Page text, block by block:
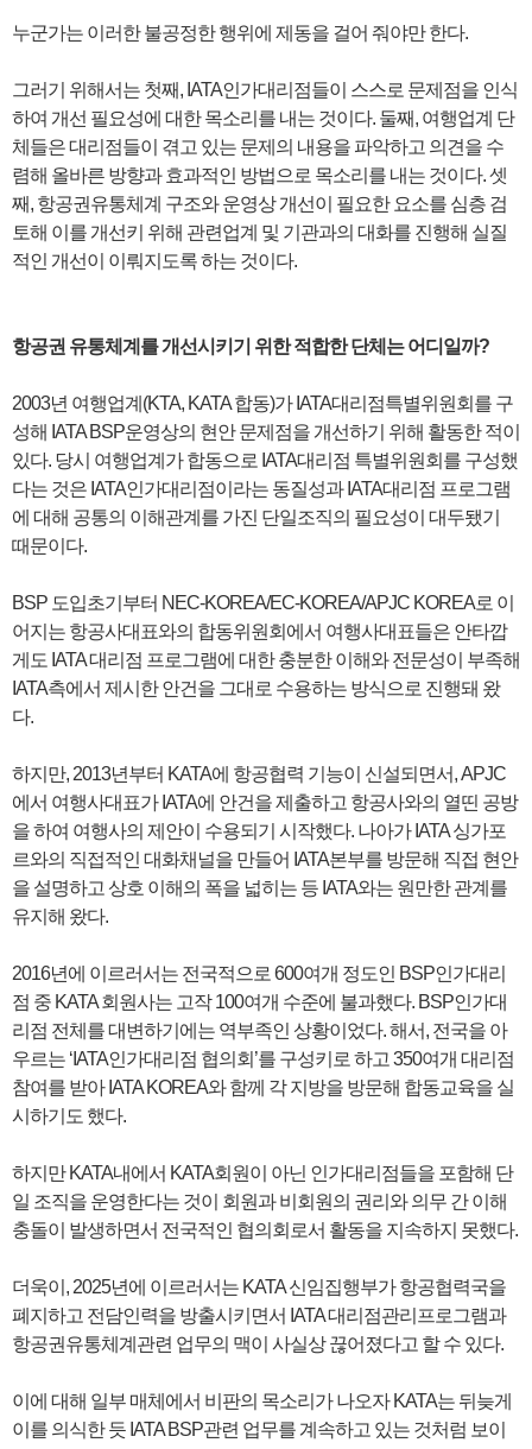
누군가는 이러한 불공정한 행위에 제동을 걸어 줘야만 한다.
그러기 위해서는 첫째, IATA인가대리점들이 스스로 문제점을 인식
하여 개선 필요성에 대한 목소리를 내는 것이다. 둘째, 여행업계 단
체들은 대리점들이 겪고 있는 문제의 내용을 파악하고 의견을 수
렴해 올바른 방향과 효과적인 방법으로 목소리를 내는 것이다. 셋
째, 항공권유통체계 구조와 운영상 개선이 필요한 요소를 심층 검
토해 이를 개선키 위해 관련업계 및 기관과의 대화를 진행해 실질
적인 개선이 이뤄지도록 하는 것이다.
항공권 유통체계를 개선시키기 위한 적합한 단체는 어디일까?
2003년 여행업계(KTA, KATA 합동)가 IATA대리점특별위원회를 구
성해 IATA BSP운영상의 현안 문제점을 개선하기 위해 활동한 적이
있다. 당시 여행업계가 합동으로 IATA대리점 특별위원회를 구성했
다는 것은 IATA인가대리점이라는 동질성과 IATA대리점 프로그램
에 대해 공통의 이해관계를 가진 단일조직의 필요성이 대두됐기
때문이다.
BSP 도입초기부터 NEC-KOREA/EC-KOREA/APJC KOREA로 이
어지는 항공사대표와의 합동위원회에서 여행사대표들은 안타깝
게도 IATA 대리점 프로그램에 대한 충분한 이해와 전문성이 부족해
IATA측에서 제시한 안건을 그대로 수용하는 방식으로 진행돼 왔
다.
하지만, 2013년부터 KATA에 항공협력 기능이 신설되면서, APJC
에서 여행사대표가 IATA에 안건을 제출하고 항공사와의 열띤 공방
을 하여 여행사의 제안이 수용되기 시작했다. 나아가 IATA 싱가포
르와의 직접적인 대화채널을 만들어 IATA본부를 방문해 직접 현안
을 설명하고 상호 이해의 폭을 넓히는 등 IATA와는 원만한 관계를
유지해 왔다.
2016년에 이르러서는 전국적으로 600여개 정도인 BSP인가대리
점 중 KATA 회원사는 고작 100여개 수준에 불과했다. BSP인가대
리점 전체를 대변하기에는 역부족인 상황이었다. 해서, 전국을 아
우르는 ‘IATA인가대리점 협의회’를 구성키로 하고 350여개 대리점
참여를 받아 IATA KOREA와 함께 각 지방을 방문해 합동교육을 실
시하기도 했다.
하지만 KATA내에서 KATA회원이 아닌 인가대리점들을 포함해 단
일 조직을 운영한다는 것이 회원과 비회원의 권리와 의무 간 이해
충돌이 발생하면서 전국적인 협의회로서 활동을 지속하지 못했다.
더욱이, 2025년에 이르러서는 KATA 신임집행부가 항공협력국을
폐지하고 전담인력을 방출시키면서 IATA 대리점관리프로그램과
항공권유통체계관련 업무의 맥이 사실상 끊어졌다고 할 수 있다.
이에 대해 일부 매체에서 비판의 목소리가 나오자 KATA는 뒤늦게
이를 의식한 듯 IATA BSP관련 업무를 계속하고 있는 것처럼 보이